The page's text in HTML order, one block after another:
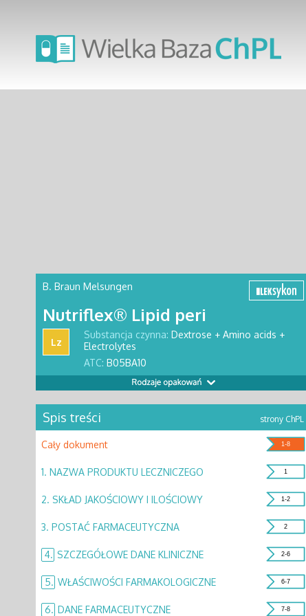
B. Braun Melsungen
Nutriflex® Lipid peri
Substancja czynna: Dextrose + Amino acids +
Electrolytes
ATC: B05BA10
Lz
Spis treści strony ChPL
Cały dokument 1-8
1. NAZWA PRODUKTU LECZNICZEGO 1
2. SKŁAD JAKOŚCIOWY I ILOŚCIOWY 1-2
3. POSTAĆ FARMACEUTYCZNA 2
4. SZCZEGÓŁOWE DANE KLINICZNE 2-6
5. WŁAŚCIWOŚCI FARMAKOLOGICZNE 6-7
6. DANE FARMACEUTYCZNE 7-8